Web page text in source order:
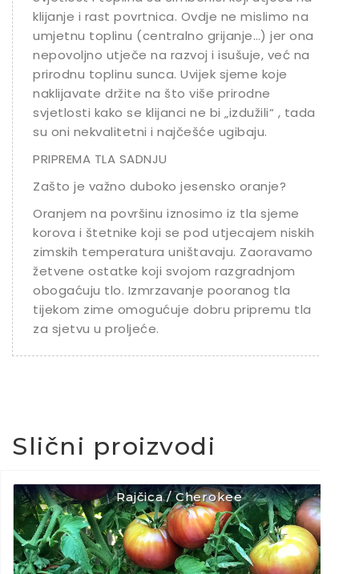
klijanje i rast povrtnica. Ovdje ne mislimo na
umjetnu toplinu (centralno grijanje…) jer ona
nepovoljno utječe na razvoj i isušuje, već na
prirodnu toplinu sunca. Uvijek sjeme koje
naklijavate držite na što više prirodne
svjetlosti kako se klijanci ne bi „izdužili“ , tada
su oni nekvalitetni i najčešće ugibaju.
PRIPREMA TLA SADNJU
Zašto je važno duboko jesensko oranje?
Oranjem na površinu iznosimo iz tla sjeme
korova i štetnike koji se pod utjecajem niskih
zimskih temperatura uništavaju. Zaoravamo
žetvene ostatke koji svojom razgradnjom
obogaćuju tlo. Izmrzavanje pooranog tla
tijekom zime omogućuje dobru pripremu tla
za sjetvu u proljeće.
Slični proizvodi
Rajčica / Cherokee